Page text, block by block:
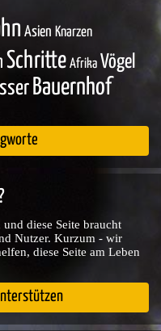
Asien Knarzen
Schritte Afrika Vögel
Bauernhof
diese Seite braucht
Nutzer. Kurzum - wir
diese Seite am Leben